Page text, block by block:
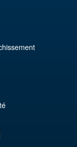
Action Figure